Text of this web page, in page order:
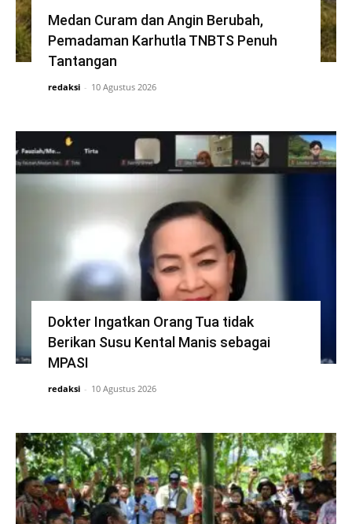
Medan Curam dan Angin Berubah,
Pemadaman Karhutla TNBTS Penuh
Tantangan
redaksi - 10 Agustus 2026
Dokter Ingatkan Orang Tua tidak
Berikan Susu Kental Manis sebagai
MPASI
redaksi - 10 Agustus 2026